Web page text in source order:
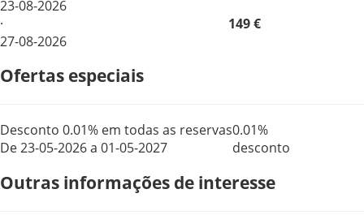
23-08-2026
·
27-08-2026
149 €
Ofertas especiais
Desconto 0.01% em todas as reservas
De 23-05-2026 a 01-05-2027
0.01%
desconto
Outras informações de interesse